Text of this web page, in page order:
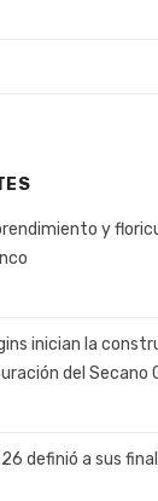
y
inician la
del Secano
definió a sus